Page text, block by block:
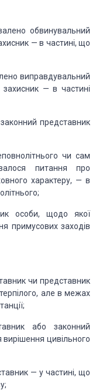
обвинувальний
— в частині, що
виправдувальний
— в частині
представник
чи сам
питання про
характеру, — в
особи, щодо якої
примусовихзаходів
чи представник
але в межах
або законний
вирішення цивільного
— у частині, що